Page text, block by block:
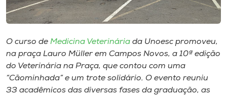
Museu
Store
O curso de Medicina Veterinária da Unoesc promoveu,
na praça Lauro Müller em Campos Novos, a 10ª edição
do Veterinária na Praça, que contou com uma
“Cãominhada” e um trote solidário. O evento reuniu
33 acadêmicos das diversas fases da graduação, as